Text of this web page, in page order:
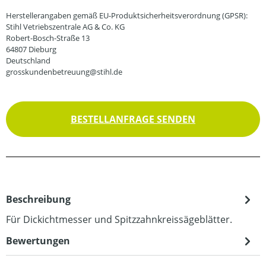
Herstellerangaben gemäß EU-Produktsicherheitsverordnung (GPSR):
Stihl Vetriebszentrale AG & Co. KG
Robert-Bosch-Straße 13
64807 Dieburg
Deutschland
grosskundenbetreuung@stihl.de
BESTELLANFRAGE SENDEN
Beschreibung
Für Dickichtmesser und Spitzzahnkreissägeblätter.
Bewertungen